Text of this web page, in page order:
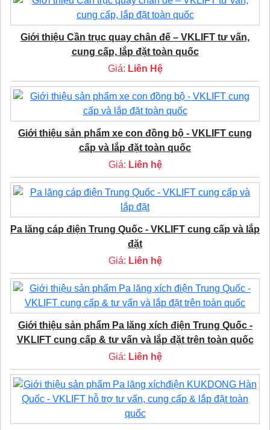
Giới thiệu Cần trục quay chân đế – VKLIFT tư vấn,
cung cấp, lắp đặt toàn quốc
Giá: Liên Hệ
Giới thiệu sản phẩm xe con đồng bộ - VKLIFT cung
cấp và lắp đặt toàn quốc
Giá: Liên hệ
Pa lăng cáp điện Trung Quốc - VKLIFT cung cấp và lắp
đặt
Giá: Liên hệ
Giới thiệu sản phẩm Pa lăng xích điện Trung Quốc -
VKLIFT cung cấp & tư vấn và lắp đặt trên toàn quốc
Giá: Liên hệ